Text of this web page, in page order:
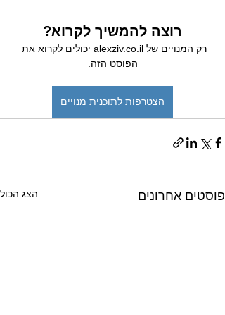
רוצה להמשיך לקרוא?
רק המנויים של alexziv.co.il יכולים לקרוא את
הפוסט הזה.
הצטרפות לתוכנית מנויים
פוסטים אחרונים הצג הכול